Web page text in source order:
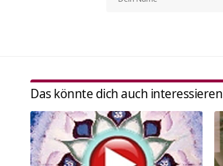
Das könnte dich auch interessieren